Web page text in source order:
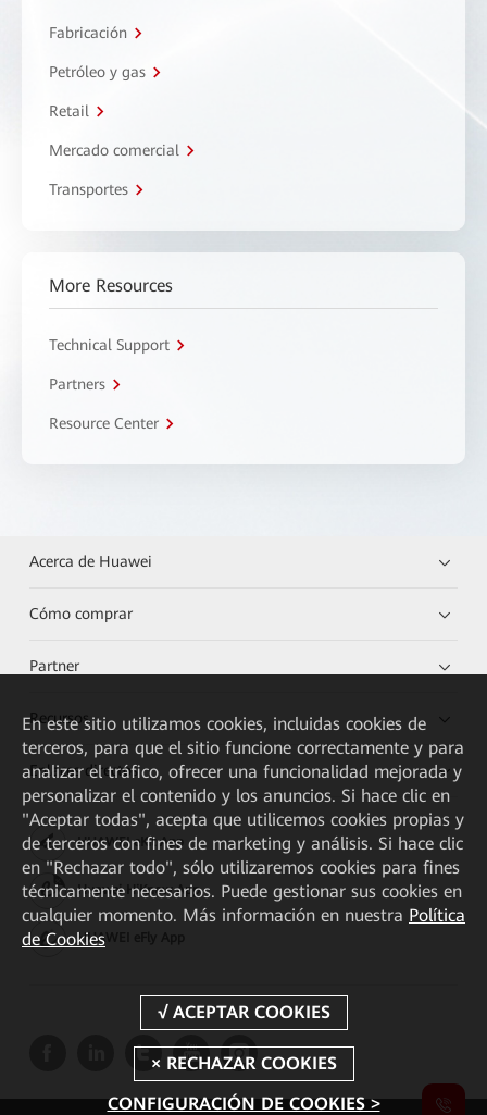
Fabricación
Petróleo y gas
Retail
Mercado comercial
Transportes
More Resources
Technical Support
Partners
Resource Center
Acerca de Huawei
Cómo comprar
Partner
Recursos
Enlaces directos
HUAWEI eKit App
Huawei HiKnow App
HUAWEI eFly App
En este sitio utilizamos cookies, incluidas cookies de
terceros, para que el sitio funcione correctamente y para
analizar el tráfico, ofrecer una funcionalidad mejorada y
personalizar el contenido y los anuncios. Si hace clic en
"Aceptar todas", acepta que utilicemos cookies propias y
de terceros con fines de marketing y análisis. Si hace clic
en "Rechazar todo", sólo utilizaremos cookies para fines
técnicamente necesarios. Puede gestionar sus cookies en
cualquier momento. Más información en nuestra Política
de Cookies
CONFIGURACIÓN DE COOKIES >